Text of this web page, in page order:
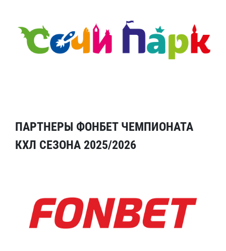
ПАРТНЕРЫ ФОНБЕТ ЧЕМПИОНАТА
КХЛ СЕЗОНА 2025/2026